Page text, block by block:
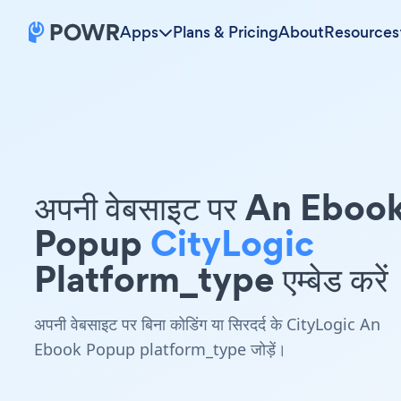
Apps Plans & PricingAboutResources
अपनी वेबसाइट पर An
PopupCityLogic
Platform_type एम्बेड करें
अपनी वेबसाइट पर बिना कोडिंग या सिरदर्द के CityLogic An
Ebook Popup platform_type जोड़ें।